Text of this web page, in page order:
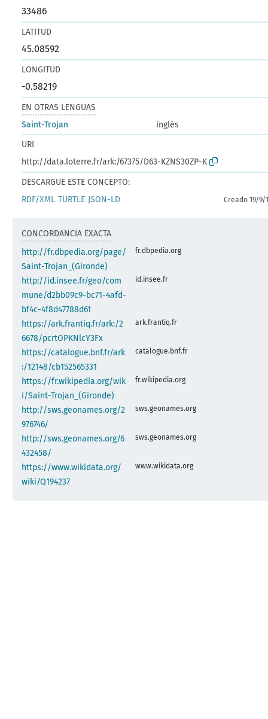
33486
LATITUD
45.08592
LONGITUD
-0.58219
EN OTRAS LENGUAS
Saint-Trojan
inglés
URI
http://data.loterre.fr/ark:/67375/D63-KZNS30ZP-K
DESCARGUE ESTE CONCEPTO:
RDF/XML TURTLE JSON-LD Creado 19/9/
CONCORDANCIA EXACTA
http://fr.dbpedia.org/page/
Saint-Trojan_(Gironde)
fr.dbpedia.org
http://id.insee.fr/geo/com
mune/d2bb09c9-bc71-4afd-
bf4c-4f8d47788d61
id.insee.fr
https://ark.frantiq.fr/ark:/2
6678/pcrtOPKNlcY3Fx
ark.frantiq.fr
https://catalogue.bnf.fr/ark
:/12148/cb152565331
catalogue.bnf.fr
https://fr.wikipedia.org/wik
i/Saint-Trojan_(Gironde)
fr.wikipedia.org
http://sws.geonames.org/2
976746/
sws.geonames.org
http://sws.geonames.org/6
432458/
sws.geonames.org
https://www.wikidata.org/
wiki/Q194237
www.wikidata.org